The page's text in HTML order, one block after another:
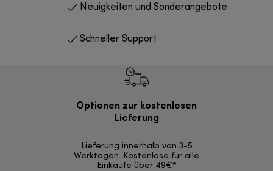
Neuigkeiten und Sonderangebote
Schneller Support
Optionen zur kostenlosen
Lieferung
Lieferung innerhalb von 3-5
Werktagen. Kostenlose für alle
Einkäufe über 49€*